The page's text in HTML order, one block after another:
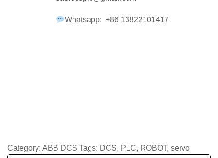
Whatsapp: +86 13822101417
Category: ABB DCS Tags: DCS, PLC, ROBOT, servo